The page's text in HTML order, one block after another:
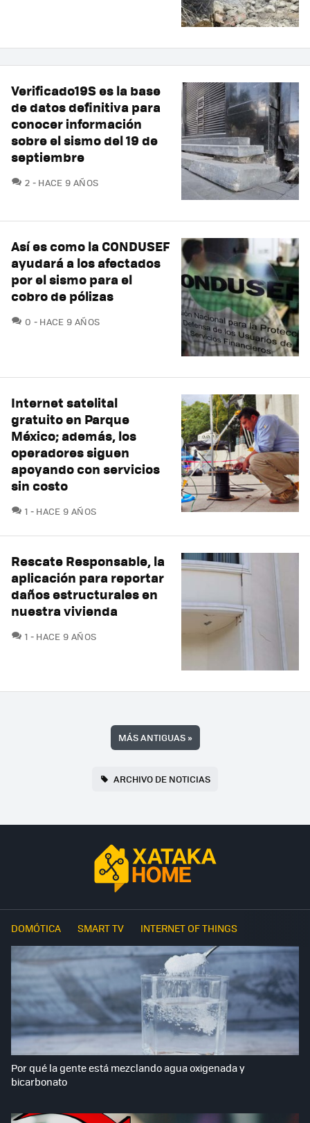
Verificado19S es la base
de datos definitiva para
conocer información
sobre el sismo del 19 de
septiembre
2 COMENTARIOS
HACE 9 AÑOS
Así es como la CONDUSEF
ayudará a los afectados
por el sismo para el
cobro de pólizas
0 COMENTARIOS
HACE 9 AÑOS
Internet satelital
gratuito en Parque
México; además, los
operadores siguen
apoyando con servicios
sin costo
1 COMENTARIOS
HACE 9 AÑOS
Rescate Responsable, la
aplicación para reportar
daños estructurales en
nuestra vivienda
1 COMENTARIOS
HACE 9 AÑOS
MÁS ANTIGUAS»
ARCHIVO DE NOTICIAS
DOMÓTICA SMART TV INTERNET OF THINGS
Por qué la gente está mezclando agua oxigenada y
bicarbonato